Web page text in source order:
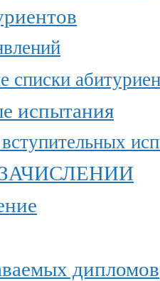
списки
испытания
дипломов